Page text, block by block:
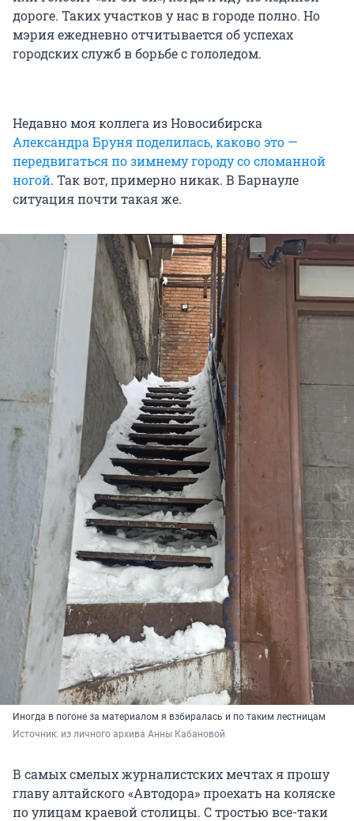
дороге. Таких участков у нас в городе полно. Но
мэрия ежедневно отчитывается об успехах
городских служб в борьбе с гололедом.
Недавно моя коллега из Новосибирска
Александра Бруня поделилась, каково это —
передвигаться по зимнему городу со сломанной
ногой. Так вот, примерно никак. В Барнауле
ситуация почти такая же.
Иногда в погоне за материалом я взбиралась и по таким лестницам
Источник: из личного архива Анны Кабановой
В самых смелых журналистских мечтах я прошу
главу алтайского «Автодора» проехать на коляске
по улицам краевой столицы. С тростью все-таки